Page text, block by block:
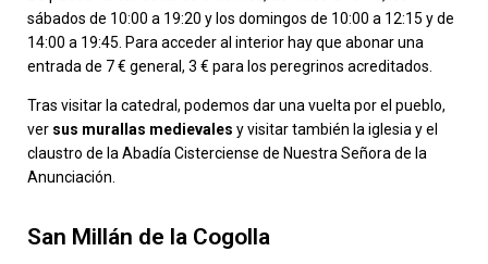
sábados de 10:00 a 19:20 y los domingos de 10:00 a 12:15 y de
14:00 a 19:45. Para acceder al interior hay que abonar una
entrada de 7 € general, 3 € para los peregrinos acreditados.
Tras visitar la catedral, podemos dar una vuelta por el pueblo,
ver sus murallas medievales y visitar también la iglesia y el
claustro de la Abadía Cisterciense de Nuestra Señora de la
Anunciación.
San Millán de la Cogolla